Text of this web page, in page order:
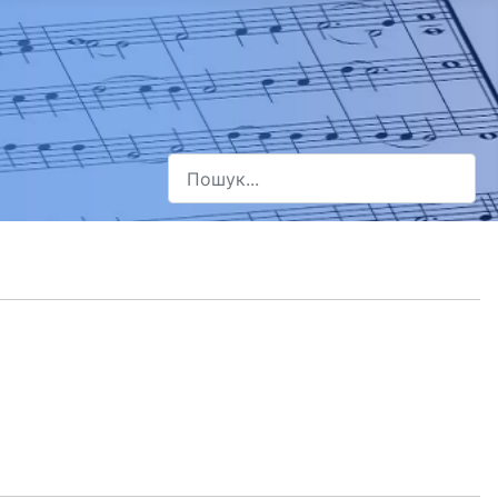
Пошук
Type 2 or more characters for results.